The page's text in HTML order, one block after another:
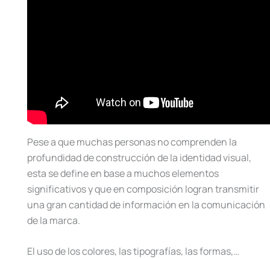
Pese a que muchas personas no comprenden la
profundidad de construcción de la identidad visual,
esta se define en base a muchos elementos
significativos y que en composición logran transmitir
una gran cantidad de información en la comunicación
de la marca.
El uso de los colores, las tipografías, las formas,…